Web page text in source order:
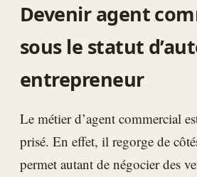
Devenir agent
sous le statut
entrepreneur
Le métier d’agent commercial
prisé. En effet, il regorge de
permet autant de négocier des